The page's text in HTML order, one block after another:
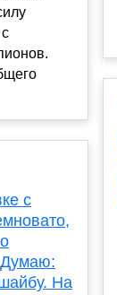
с
Думаю:
На